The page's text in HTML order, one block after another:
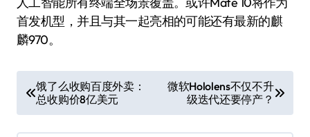
首发机型，并且与其一起亮相的可能还有最新的麒
麟970。
章
导
饿了么收购百度外卖：
总收购价8亿美元
微软Hololens不仅不升
级迭代还要停产？